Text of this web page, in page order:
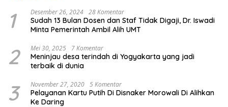
1 Desember 26, 2024 28 Komentar
Sudah 13 Bulan Dosen dan Staf Tidak Digaji, Dr. Iswadi
Minta Pemerintah Ambil Alih UMT
2 Mei 30, 2025 7 Komentar
Meninjau desa terindah di Yogyakarta yang jadi
terbaik di dunia
3 November 27, 2020 5 Komentar
Pelayanan Kartu Putih Di Disnaker Morowali Di Alihkan
Ke Daring